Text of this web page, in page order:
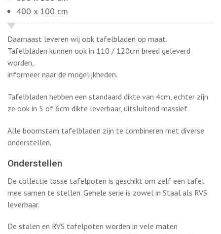
Daarnaast leveren wij ook tafelbladen op maat.
worden,
informeer naar de mogelijkheden.
Tafelbladen hebben een standaard dikte van 4cm, echter zijn
ze ook in 5 of 6cm dikte leverbaar, uitsluitend massief.
Alle boomstam tafelbladen zijn te combineren met diverse
onderstellen.
Onderstellen
De collectie losse tafelpoten is geschikt om zelf een tafel
mee samen te stellen. Gehele serie is zowel in Staal als RVS
De stalen en RVS tafelpoten worden in vele maten
geproduceerd. Tafelpoten zijn in meerdere hoogte maten